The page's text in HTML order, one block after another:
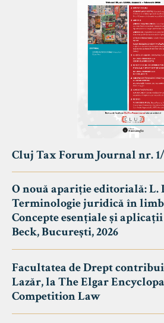
Cluj Tax Forum Journal nr.
O nouă apariție editorială: L.
Terminologie juridică în
Concepte esențiale și
Beck, București, 2026
Facultatea de Drept
Lazăr, la The Elgar
Competition Law